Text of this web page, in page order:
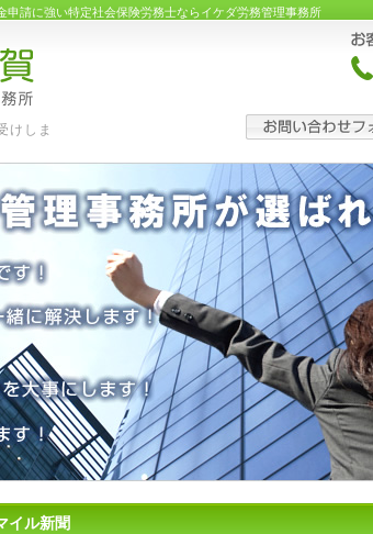
請に強い特定社会保険労務士ならイケダ労務管理事務所
けしま
イル新聞